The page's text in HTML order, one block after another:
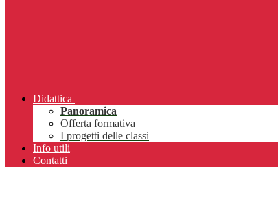
Didattica
Panoramica
Offerta formativa
I progetti delle classi
Info utili
Contatti